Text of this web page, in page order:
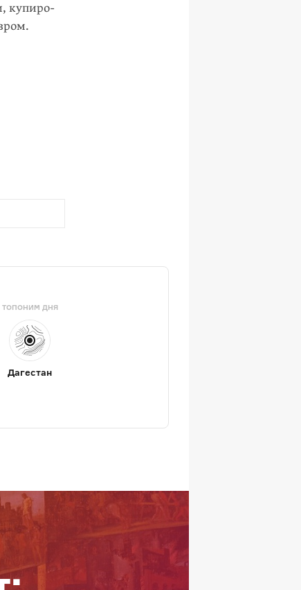
купиро­
ТОПОНИМ ДНЯ
Дагестан